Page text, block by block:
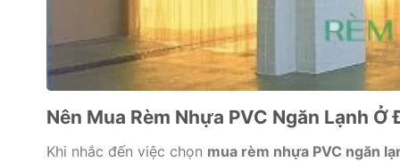
Nên Mua Rèm Nhựa PVC Ngăn Lạnh Ở
Khi nhắc đến việc chọn mua rèm nhựa PVC ngăn